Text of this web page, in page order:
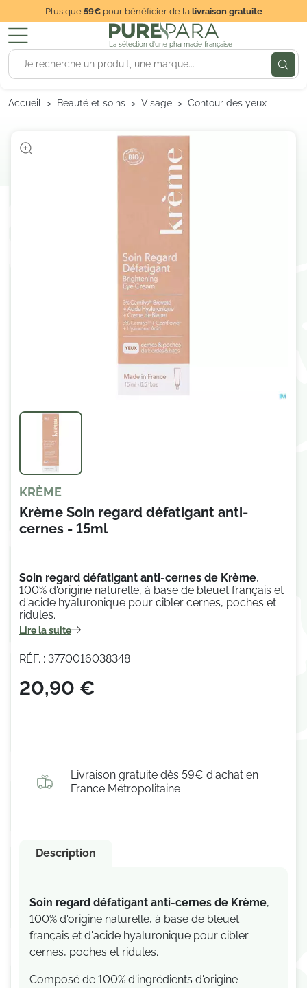
Plus que59€pour bénéficier de lalivraison gratuite
La sélection d'une pharmacie française
Accueil Beauté et soins Visage Contour des yeux
KRÈME
Krème Soin regard défatigant anti-
cernes - 15ml
Soin regard défatigant anti-cernesde Krème,
100% d'origine naturelle, à base de bleuet français et
d'acide hyaluronique pour cibler cernes, poches et
ridules.
Lire la suite
RÉF. : 3770016038348
20,90 €
Livraison gratuite dès 59€ d'achat en
France Métropolitaine
Description
Soin regard défatigant anti-cernesde Krème,
100% d'origine naturelle, à base de bleuet
français et d'acide hyaluronique pour cibler
cernes, poches et ridules.
Composé de 100% d'ingrédients d'origine